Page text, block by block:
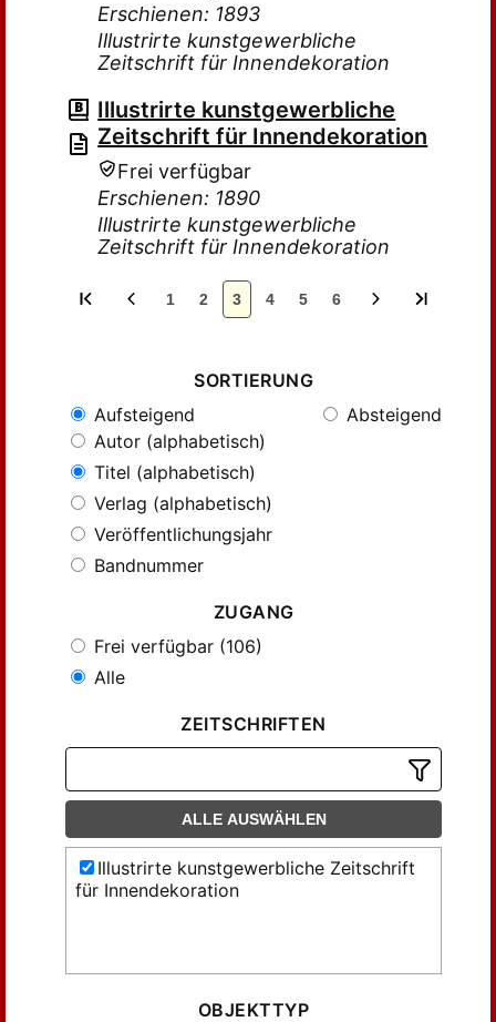
Erschienen: 1893
Illustrirte kunstgewerbliche
Zeitschrift für Innendekoration
Illustrirte kunstgewerbliche
Zeitschrift für Innendekoration
Frei verfügbar
Erschienen: 1890
Illustrirte kunstgewerbliche
Zeitschrift für Innendekoration
1 2 3 4 5 6
SORTIERUNG
Aufsteigend
Absteigend
Autor (alphabetisch)
Titel (alphabetisch)
Verlag (alphabetisch)
Veröffentlichungsjahr
Bandnummer
ZUGANG
Frei verfügbar (106)
Alle
ZEITSCHRIFTEN
ALLE AUSWÄHLEN
Illustrirte kunstgewerbliche Zeitschrift
für Innendekoration
OBJEKTTYP